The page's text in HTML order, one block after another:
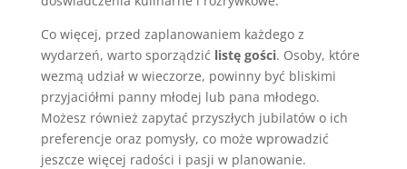
Co więcej, przed zaplanowaniem każdego z
wydarzeń, warto sporządzić listę gości. Osoby, które
wezmą udział w wieczorze, powinny być bliskimi
przyjaciółmi panny młodej lub pana młodego.
Możesz również zapytać przyszłych jubilatów o ich
preferencje oraz pomysły, co może wprowadzić
jeszcze więcej radości i pasji w planowanie.